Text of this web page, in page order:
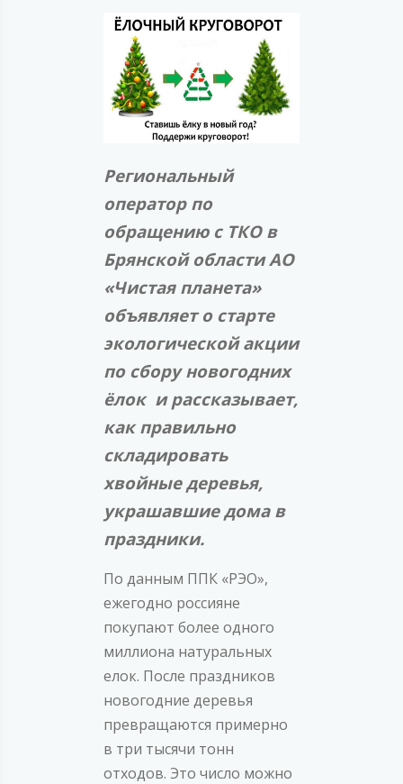
Региональный
оператор по
обращению с ТКО в
Брянской области АО
«Чистая планета»
объявляет о старте
экологической акции
по сбору новогодних
ёлок и рассказывает,
как правильно
складировать
хвойные деревья,
украшавшие дома в
праздники.
По данным ППК «РЭО»,
ежегодно россияне
покупают более одного
миллиона натуральных
елок. После праздников
новогодние деревья
превращаются примерно
в три тысячи тонн
отходов. Это число можно